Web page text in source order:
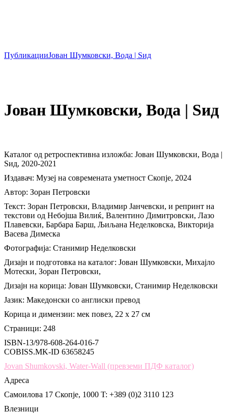
ПубликацииЈован Шумковски, Вода | Ѕид
Јован Шумковски, Вода | Ѕид
Каталог од ретроспективна изложба: Јован Шумковски, Вода |
Ѕид, 2020-2021
Издавач: Музеј на современата уметност Скопје, 2024
Автор: Зоран Петровски
Текст: Зоран Петровски, Владимир Јанчевски, и репринт на
текстови од Небојша Вилиќ, Валентино Димитровски, Лазо
Плавевски, Барбара Барш, Љиљана Неделковска, Викторија
Васева Димеска
Фотографија: Станимир Неделковски
Дизајн и подготовка на каталог: Јован Шумковски, Михајло
Мотески, Зоран Петровски,
Дизајн на корица: Јован Шумковски, Станимир Неделковски
Јазик: Македонски со англиски превод
Корица и димензии: мек повез, 22 х 27 см
Страници: 248
ISBN-13/978-608-264-016-7
COBISS.MK-ID 63658245
Jovan Shumkovski, Water-Wall (превземи ПДФ каталог)
Адреса
Самоилова 17 Скопје, 1000 T: +389 (0)2 3110 123
Влезници